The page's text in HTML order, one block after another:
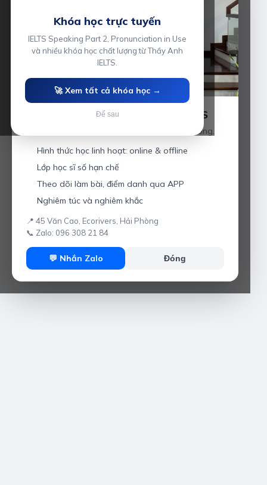
Luyện thi IELTS cùng Thầy Anh IELTS
Giáo viên hơn 10 năm kinh nghiệm tại Hải Phòng.
Hình thức học linh hoạt: online & offline
Lớp học sĩ số hạn chế
Theo dõi làm bài, điểm danh qua APP
Nghiêm túc và nghiêm khắc
📍 45 Văn Cao, Ecorivers, Hải Phòng
📞 Zalo: 096 308 21 84
💬 Nhắn Zalo Đóng
Khóa học trực tuyến
IELTS Speaking Part 2, Pronunciation in Use
và nhiều khóa học chất lượng từ Thầy Anh
IELTS.
🚀 Xem tất cả khóa học →
Để sau